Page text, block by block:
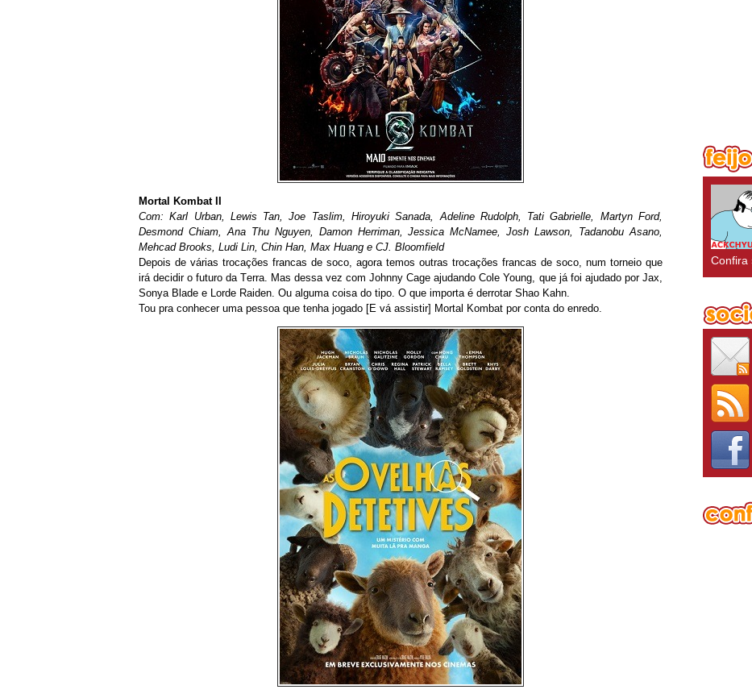
Mortal Kombat II
Com: Karl Urban, Lewis Tan, Joe Taslim, Hiroyuki Sanada, Adeline Rudolph, Tati Gabrielle, Martyn Ford,
Desmond Chiam, Ana Thu Nguyen, Damon Herriman, Jessica McNamee, Josh Lawson, Tadanobu Asano,
Mehcad Brooks, Ludi Lin, Chin Han, Max Huang e CJ. Bloomfield
Depois de várias trocações francas de soco, agora temos outras trocações francas de soco, num torneio que
irá decidir o futuro da Terra. Mas dessa vez com Johnny Cage ajudando Cole Young, que já foi ajudado por Jax,
Sonya Blade e Lorde Raiden. Ou alguma coisa do tipo. O que importa é derrotar Shao Kahn.
Tou pra conhecer uma pessoa que tenha jogado [E vá assistir] Mortal Kombat por conta do enredo.
Confira